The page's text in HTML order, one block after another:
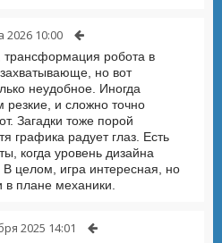
2026 10:00
трансформация робота в
но вот
неудобное. Иногда
резкие, и сложно точно
Загадки тоже порой
графика радует глаз. Есть
когда уровень дизайна
В целом, игра интересная, но
в плане механики.
2025 14:01